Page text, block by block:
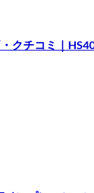
クチコミ｜